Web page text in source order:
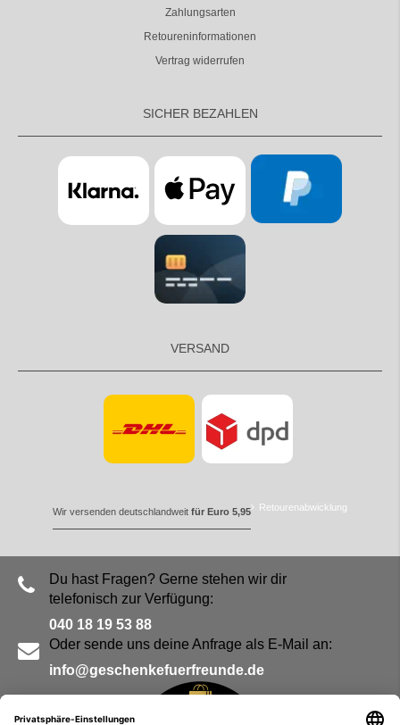
Zahlungsarten
Retoureninformationen
Vertrag widerrufen
SICHER BEZAHLEN
VERSAND
Wir versenden deutschlandweit für Euro 5,95 Retourenabwicklung
Du hast Fragen? Gerne stehen wir dir
telefonisch zur Verfügung:
040 18 19 53 88
Oder sende uns deine Anfrage als E-Mail an:
info@geschenkefuerfreunde.de